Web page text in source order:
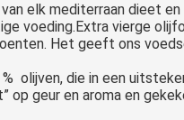
elk mediterraan dieet
voeding.Extra vierge
Het geeft ons
olijven, die in een
op geur en aroma en